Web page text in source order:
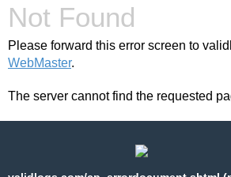
Not Found
Please forward this error screen to
WebMaster.
The server cannot find the requested